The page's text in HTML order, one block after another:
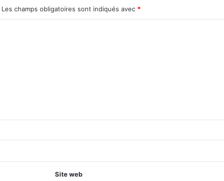
Les champs obligatoires sont indiqués avec *
Site web